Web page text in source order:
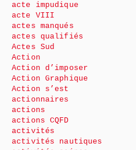
acte impudique
acte VIII
actes manqués
actes qualifiés
Actes Sud
Action
Action d’imposer
Action Graphique
Action s’est
actionnaires
actions
actions CQFD
activités
activités nautiques